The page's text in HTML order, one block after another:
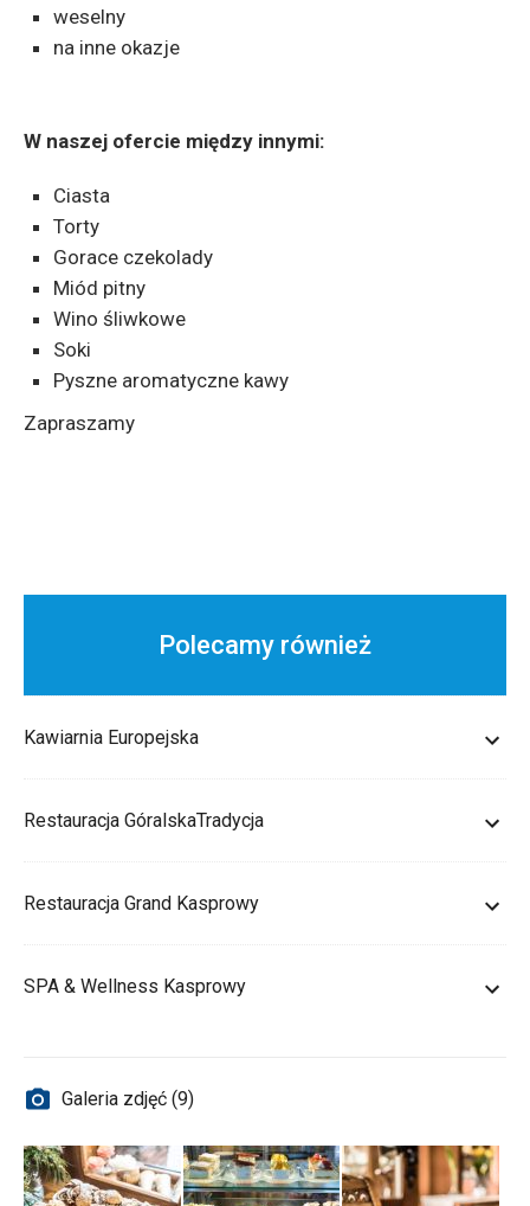
weselny
na inne okazje
W naszej ofercie między innymi:
Ciasta
Torty
Gorace czekolady
Miód pitny
Wino śliwkowe
Soki
Pyszne aromatyczne kawy
Zapraszamy
Polecamy również
Kawiarnia Europejska
Restauracja GóralskaTradycja
Restauracja Grand Kasprowy
SPA & Wellness Kasprowy
Galeria zdjęć (9)